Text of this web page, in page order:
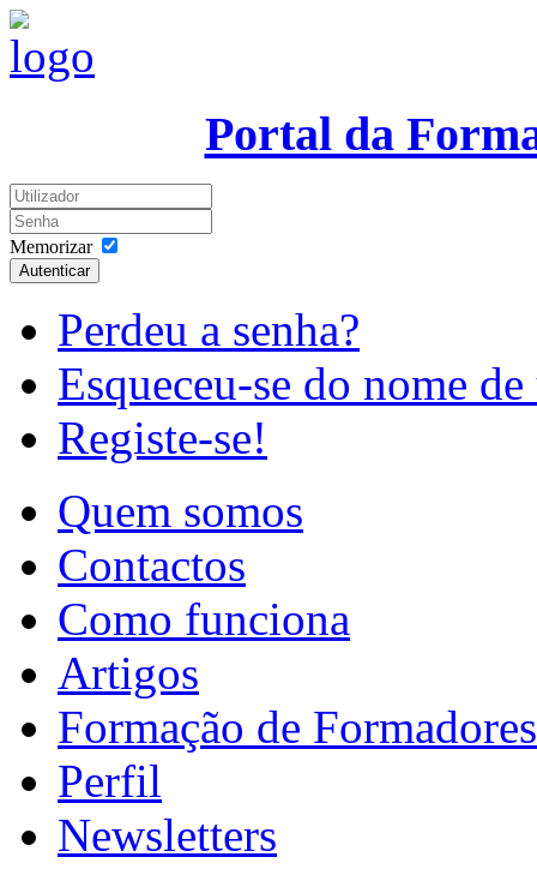
Portal da
Memorizar
Autenticar
Perdeu a senha?
Esqueceu-se do nome
Registe-se!
Quem somos
Contactos
Como funciona
Artigos
Formação de Formadores
Perfil
Newsletters